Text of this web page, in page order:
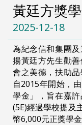
黃廷方獎
2025-12-18
為紀念信和集團
揚黃廷方先生勸
會之美德，扶助
自2015年開始，
學金」，旨在嘉
(5E)經過學校提及
幣6,000元正獎學金